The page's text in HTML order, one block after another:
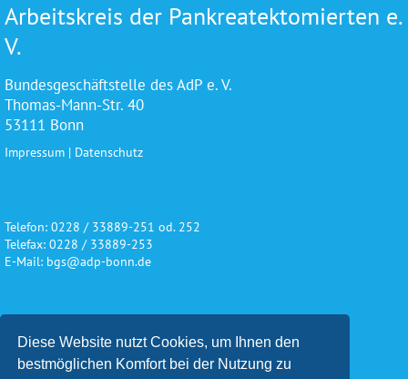
Diese Website nutzt Cookies, um Ihnen den
bestmöglichen Komfort bei der Nutzung zu
Arbeitskreis der Pankreatektomierten e.
V.
Bundesgeschäftstelle des AdP e. V.
Thomas-Mann-Str. 40
53111 Bonn
Impressum | Datenschutz
Telefon: 0228 / 33889-251 od. 252
Telefax: 0228 / 33889-253
E-Mail: bgs@adp-bonn.de
Wir danken für die freundliche
Unterstützung und Förderung